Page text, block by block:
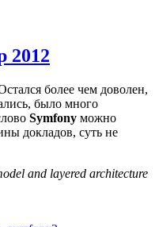
2012
более чем доволен,
было много
Symfony можно
докладов, суть не
and layered architecture